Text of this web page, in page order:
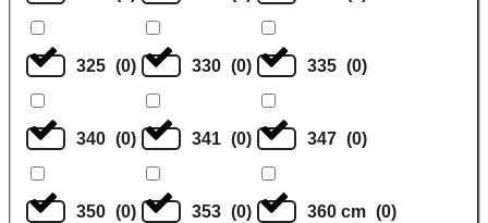
325 (0) 330 (0) 335 (0)
340 (0) 341 (0) 347 (0)
350 (0) 353 (0) 360 cm (0)